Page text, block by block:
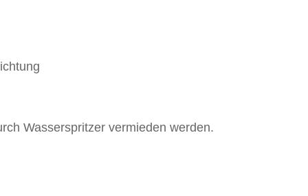
Wasserspritzer vermieden werden.